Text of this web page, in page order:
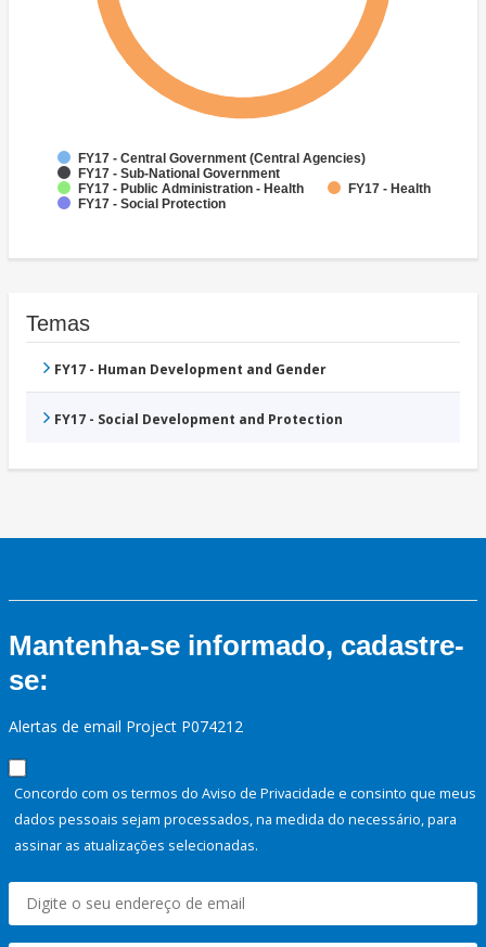
FY17 - Central Government (Central Agencies)
FY17 - Sub-National Government
FY17 - Public Administration - Health
FY17 - Health
FY17 - Social Protection
Temas
FY17 - Human Development and Gender
FY17 - Social Development and Protection
Mantenha-se informado, cadastre-
se:
Alertas de email Project P074212
Concordo com os termos do Aviso de Privacidade e consinto que meus
dados pessoais sejam processados, na medida do necessário, para
assinar as atualizações selecionadas.